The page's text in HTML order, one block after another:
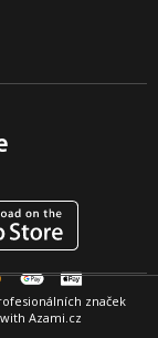
značek
Azami.cz